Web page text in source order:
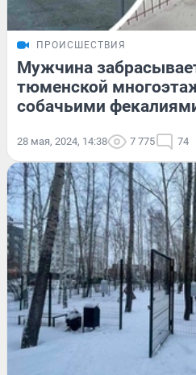
ПРОИСШЕСТВИЯ
Мужчина
тюменской
собачьими
28 мая, 2024, 14:38 7 775 74